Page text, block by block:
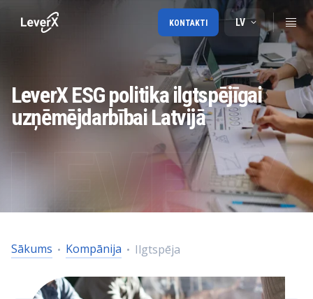
LV
KONTAKTI
LeverX ESG politika ilgtspējīgai
uzņēmējdarbībai Latvijā
Sākums Kompānija Ilgtspēja